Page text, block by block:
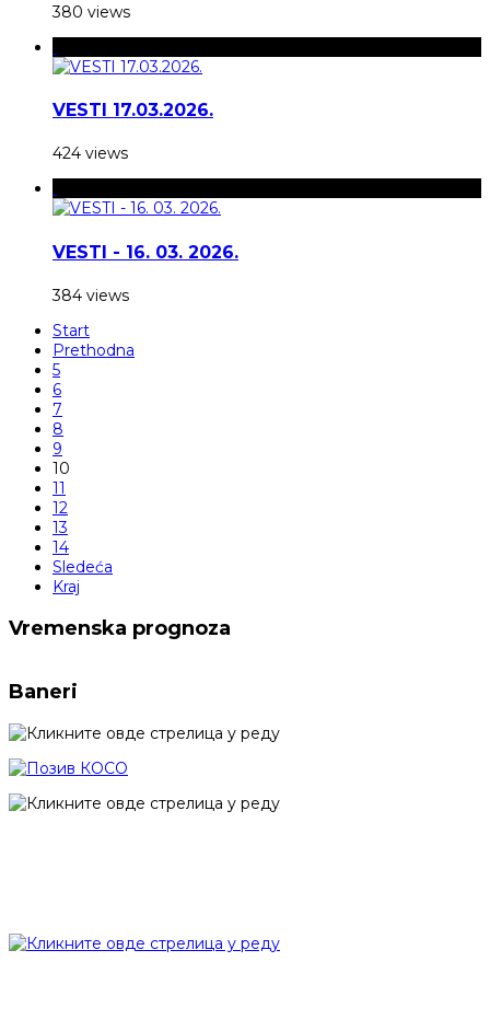
380 views
VESTI 17.03.2026.
424 views
VESTI - 16. 03. 2026.
384 views
Start
Prethodna
5
6
7
8
9
10
11
12
13
14
Sledeća
Kraj
Vremenska prognoza
Baneri